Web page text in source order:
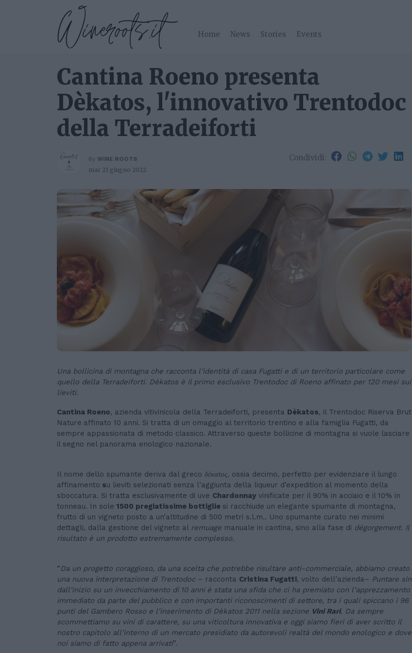
Home News Stories Events
Cantina Roeno presenta
Dèkatos, l'innovativo Trentodoc
della Terradeiforti
By WINE ROOTS
mar 21 giugno 2022
Condividi:
Una bollicina di montagna che racconta l’identità di casa Fugatti e di un territorio particolare come
quello della Terradeiforti. Dèkatos è il primo esclusivo Trentodoc di Roeno affinato per 120 mesi sui
lieviti.
Cantina Roeno, azienda vitivinicola della Terradeiforti, presenta Dèkatos, il Trentodoc Riserva Brut
Nature affinato 10 anni. Si tratta di un omaggio al territorio trentino e alla famiglia Fugatti, da
sempre appassionata di metodo classico. Attraverso queste bollicine di montagna si vuole lasciare
il segno nel panorama enologico nazionale.
Il nome dello spumante deriva dal greco δέκατος, ossia decimo, perfetto per evidenziare il lungo
affinamento su lieviti selezionati senza l’aggiunta della liqueur d’expedition al momento della
sboccatura. Si tratta esclusivamente di uve Chardonnay vinificate per il 90% in acciaio e il 10% in
tonneau. In sole 1500 pregiatissime bottiglie si racchiude un elegante spumante di montagna,
frutto di un vigneto posto a un’altitudine di 500 metri s.l.m.. Uno spumante curato nei minimi
dettagli, dalla gestione del vigneto al remuage manuale in cantina, sino alla fase di dégorgement. Il
risultato è un prodotto estremamente complesso.
“Da un progetto coraggioso, da una scelta che potrebbe risultare anti-commerciale, abbiamo creato
una nuova interpretazione di Trentodoc– racconta Cristina Fugatti, volto dell’azienda– Puntare sin
dall’inizio su un invecchiamento di 10 anni è stata una sfida che ci ha premiato con l’apprezzamento
immediato da parte del pubblico e con importanti riconoscimenti di settore, tra i quali spiccano i 96
punti del Gambero Rosso e l’inserimento di Dèkatos 2011 nella sezione Vini Rari. Da sempre
scommettiamo su vini di carattere, su una viticoltura innovativa e oggi siamo fieri di aver scritto il
nostro capitolo all’interno di un mercato presidiato da autorevoli realtà del mondo enologico e dove
noi siamo di fatto appena arrivati”.